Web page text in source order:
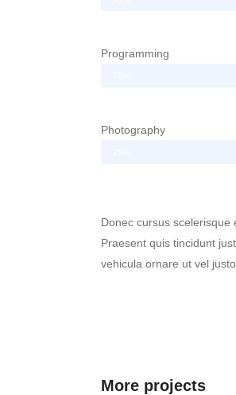
Programming
Photography
Donec cursus scelerisque
Praesent quis tincidunt
vehicula ornare ut vel justo.
More projects